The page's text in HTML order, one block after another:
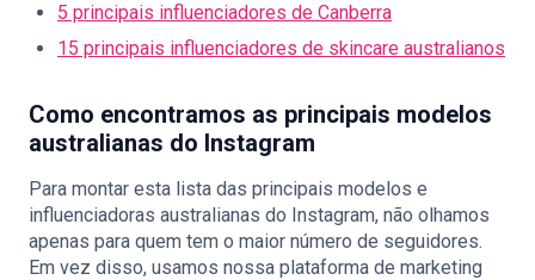
5 principais influenciadores de Canberra
15 principais influenciadores de skincare australianos
Como encontramos as principais modelos
australianas do Instagram
Para montar esta lista das principais modelos e
influenciadoras australianas do Instagram, não olhamos
apenas para quem tem o maior número de seguidores.
Em vez disso, usamos nossa plataforma de marketing